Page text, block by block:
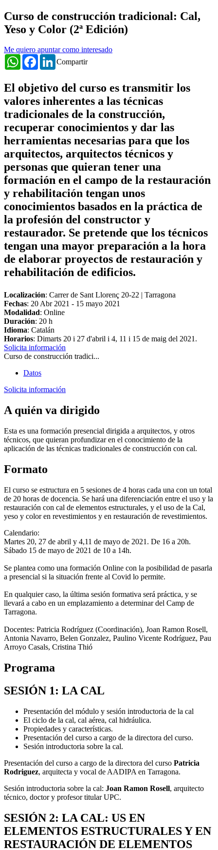
Curso de construcción tradicional: Cal,
Yeso y Color (2ª Edición)
Me quiero apuntar como interesado
Compartir
WhatsAppFacebookLinkedIn
El objetivo del curso es transmitir los
valores inherentes a las técnicas
tradicionales de la construcción,
recuperar conocimientos y dar las
herramientas necesarias para que los
arquitectos, arquitectos técnicos y
personas que quieran tener una
formación en el campo de la restauración
y rehabilitación tengan unos
conocimientos basados en la práctica de
la profesión del constructor y
restaurador. Se pretende que los técnicos
tengan una mayor preparación a la hora
de elaborar proyectos de restauración y
rehabilitación de edificios.
Localización: Carrer de Sant Llorenç 20-22 | Tarragona
Fechas: 20 Abr 2021 - 15 mayo 2021
Modalidad: Online
Duración: 20 h
Idioma: Catalán
Horarios: Dimarts 20 i 27 d'abril i 4, 11 i 15 de maig del 2021.
Solicita información
Curso de construcción tradici...
Datos
Solicita información
A quién va dirigido
Esta es una formación presencial dirigida a arquitectos, y otros
técnicos, que quieran profundizar en el conocimiento de la
aplicación de las técnicas tradicionales de construcción con cal.
Formato
El curso se estructura en 5 sesiones de 4 horas cada una con un total
de 20 horas de docencia. Se hará una diferenciación entre el uso y la
restauración con cal de elementos estructurales, y el uso de la Cal,
yeso y color en revestimientos y en restauración de revestimientos.
Calendario:
Martes 20, 27 de abril y 4,11 de mayo de 2021. De 16 a 20h.
Sábado 15 de mayo de 2021 de 10 a 14h.
Se plantea como una formación Online con la posibilidad de pasarla
a presencial si la situación frente al Covid lo permite.
En qualquier caso, la última sesión formativa será práctica, y se
llevará a cabo en un emplazamiento a determinar del Camp de
Tarragona.
Docentes: Patricia Rodríguez (Coordinación), Joan Ramon Rosell,
Antonia Navarro, Belen Gonzalez, Paulino Vicente Rodríguez, Pau
Arroyo Casals, Cristina Thió
Programa
SESIÓN 1: LA CAL
Presentación del módulo y sesión introductoria de la cal
El ciclo de la cal, cal aérea, cal hidráulica.
Propiedades y características.
Presentación del curso a cargo de la directora del curso.
Sesión introductoria sobre la cal.
Presentación del curso a cargo de la directora del curso Patricia
Rodriguez, arquitecta y vocal de AADIPA en Tarragona.
Sesión introductoria sobre la cal: Joan Ramon Rosell, arquitecto
técnico, doctor y profesor titular UPC.
SESIÓN 2: LA CAL: US EN
ELEMENTOS ESTRUCTURALES Y EN
RESTAURACIÓN DE ELEMENTOS